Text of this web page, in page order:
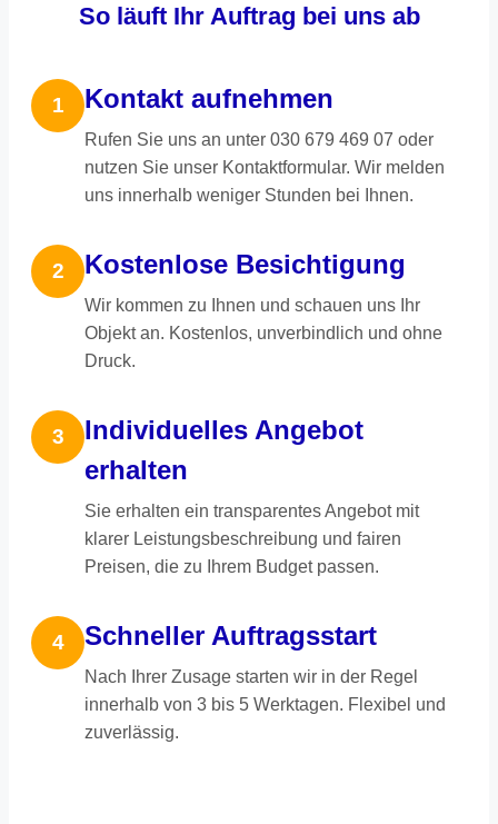
So läuft Ihr Auftrag bei uns ab
1 Kontakt aufnehmen
Rufen Sie uns an unter 030 679 469 07 oder
nutzen Sie unser Kontaktformular. Wir melden
uns innerhalb weniger Stunden bei Ihnen.
2 Kostenlose Besichtigung
Wir kommen zu Ihnen und schauen uns Ihr
Objekt an. Kostenlos, unverbindlich und ohne
Druck.
3
Individuelles Angebot
erhalten
Sie erhalten ein transparentes Angebot mit
klarer Leistungsbeschreibung und fairen
Preisen, die zu Ihrem Budget passen.
4 Schneller Auftragsstart
Nach Ihrer Zusage starten wir in der Regel
innerhalb von 3 bis 5 Werktagen. Flexibel und
zuverlässig.